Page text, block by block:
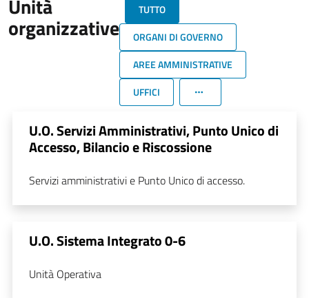
Unità
organizzative
TUTTO
ORGANI DI GOVERNO
AREE AMMINISTRATIVE
UFFICI
U.O. Servizi Amministrativi, Punto Unico di
Accesso, Bilancio e Riscossione
Servizi amministrativi e Punto Unico di accesso.
U.O. Sistema Integrato 0-6
Unità Operativa